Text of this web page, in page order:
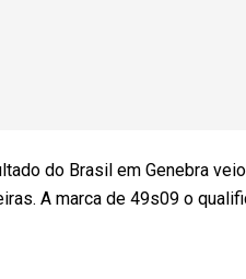
do Brasil em Genebra
A marca de 49s09 o